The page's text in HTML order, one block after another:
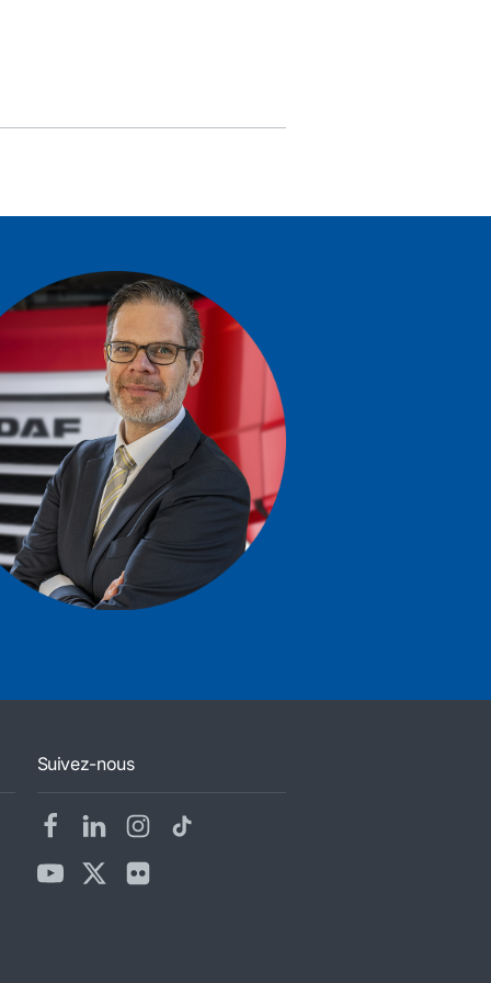
Suivez-nous